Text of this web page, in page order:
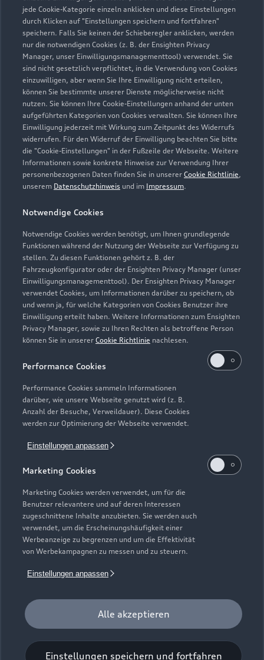
jede Cookie-Kategorie einzeln anklicken und diese Einstellungen
durch Klicken auf "Einstellungen speichern und fortfahren"
speichern. Falls Sie keinen der Schieberegler anklicken, werden
nur die notwendigen Cookies (z. B. der Ensighten Privacy
Manager, unser Einwilligungsmanagementtool) verwendet. Sie
sind nicht gesetzlich verpflichtet, in die Verwendung von Cookies
einzuwilligen, aber wenn Sie Ihre Einwilligung nicht erteilen,
können Sie bestimmte unserer Dienste möglicherweise nicht
nutzen. Sie können Ihre Cookie-Einstellungen anhand der unten
aufgeführten Kategorien von Cookies verwalten. Sie können Ihre
Einwilligung jederzeit mit Wirkung zum Zeitpunkt des Widerrufs
widerrufen. Für den Widerruf der Einwilligung beachten Sie bitte
die "Cookie-Einstellungen" in der Fußzeile der Webseite. Weitere
Informationen sowie konkrete Hinweise zur Verwendung Ihrer
personenbezogenen Daten finden Sie in unserer Cookie Richtlinie,
unserem Datenschutzhinweis und im Impressum.
Notwendige Cookies
Notwendige Cookies werden benötigt, um Ihnen grundlegende
Funktionen während der Nutzung der Webseite zur Verfügung zu
stellen. Zu diesen Funktionen gehört z. B. der
Fahrzeugkonfigurator oder der Ensighten Privacy Manager (unser
Einwilligungsmanagementtool). Der Ensighten Privacy Manager
verwendet Cookies, um Informationen darüber zu speichern, ob
und wenn ja, für welche Kategorien von Cookies Benutzer ihre
Einwilligung erteilt haben. Weitere Informationen zum Ensighten
Privacy Manager, sowie zu Ihren Rechten als betroffene Person
können Sie in unserer Cookie Richtlinie nachlesen.
Performance Cookies
Performance Cookies sammeln Informationen
darüber, wie unsere Webseite genutzt wird (z. B.
Anzahl der Besuche, Verweildauer). Diese Cookies
werden zur Optimierung der Webseite verwendet.
Einstellungen anpassen
Marketing Cookies
Marketing Cookies werden verwendet, um für die
Benutzer relevantere und auf deren Interessen
zugeschnittene Inhalte anzubieten. Sie werden auch
verwendet, um die Erscheinungshäufigkeit einer
Werbeanzeige zu begrenzen und um die Effektivität
von Werbekampagnen zu messen und zu steuern.
Einstellungen anpassen
Alle akzeptieren
Einstellungen speichern und fortfahren
0203 479060
info@audi-roeder.de
Kontaktdaten herunterladen
Öffnungszeiten
Service
Geschlossen,öffnet amMontag 07:15
Teile- und Zubehörverkauf
Geschlossen,öffnet am Montag 07:15
Zurück nach oben
Modelle
Elektromodelle
Plug-in-Hybride
Neuwagensuche
Gebrauchtwagensuche
Geschäftskunden
Service & Zubehör
Saisonale Angebote
Audi Services
Garantie
Audi digital services
myAudi
Support
Audi Code
Häufige Fragen (FAQ)
Audi Online Beratung
Online-Terminvereinbarung
Servicekontakt
Bordbuch & Bedienungsanleitungen
Verträge kündigen
Über Audi
Unternehmen
Karriere
Investor Relations
Audi erleben
© 2026 AUDI AG. Alle Rechte vorbehalten
Impressum Rechtliches
Cookie-Richtlinie
Digital Services Act
EU Data Act